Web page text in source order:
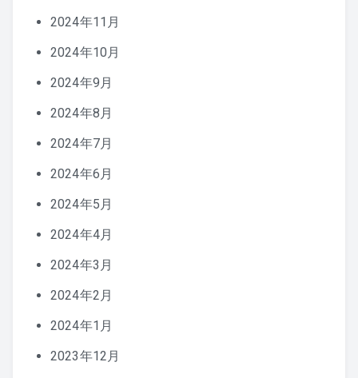
2024年11月
2024年10月
2024年9月
2024年8月
2024年7月
2024年6月
2024年5月
2024年4月
2024年3月
2024年2月
2024年1月
2023年12月